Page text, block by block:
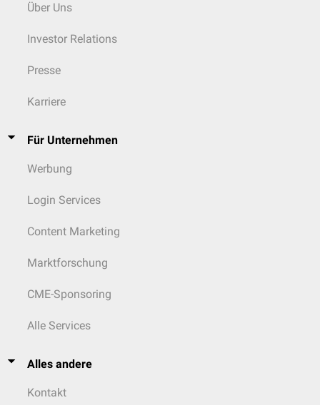
Über Uns
Investor Relations
Presse
Karriere
Für Unternehmen
Werbung
Login Services
Content Marketing
Marktforschung
CME-Sponsoring
Alle Services
Alles andere
Kontakt